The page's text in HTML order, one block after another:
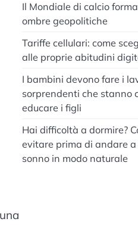
Il Mondiale di calcio
ombre geopolitiche
Tariffe cellulari: come
alle proprie abitudini
I bambini devono fare i
sorprendenti che stanno
educare i figli
Hai difficoltà a dormire?
evitare prima di andare
sonno in modo naturale